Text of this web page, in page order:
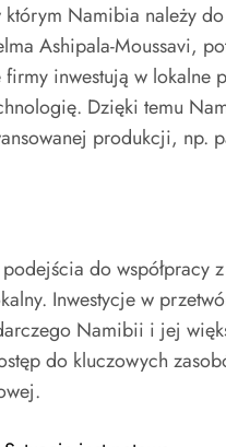
którym Namibia należy
Ashipala-Moussavi,
inwestują w lokalne
Dzięki temu
produkcji, np.
do współpracy
Inwestycje w
Namibii i jej
do kluczowych